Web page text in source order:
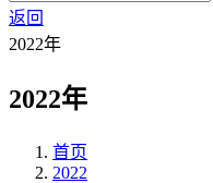
返回
2022年
2022年
首页
2022